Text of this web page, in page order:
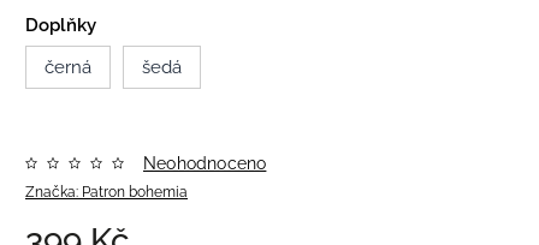
Doplňky
černá
šedá
Značka: Patron bohemia
Neohodnoceno